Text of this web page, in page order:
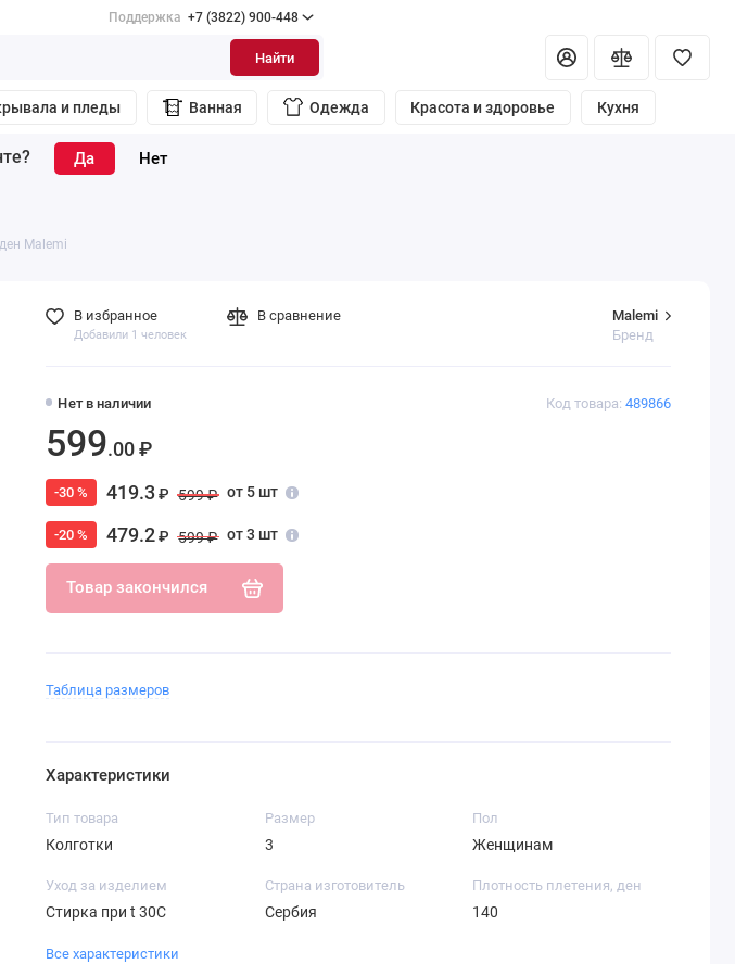
Поддержка +7 (3822) 900-448
Найти
и пледы Ванная Одежда Красота и здоровье Кухня
?
Malemi
Код товара: 489866
Malemi
Бренд
Нет в наличии
599.00 ₽
-30 % 419.3₽ 599 ₽ от 5 шт
-20 % 479.2₽ 599 ₽ от 3 шт
Товар закончился
В избранное
Добавили 1 человек
В сравнение
Таблица размеров
Характеристики
Тип товара
Колготки
Размер
3
Пол
Женщинам
Уход за изделием
Стирка при t 30С
Страна изготовитель
Сербия
Плотность плетения, ден
140
Все характеристики